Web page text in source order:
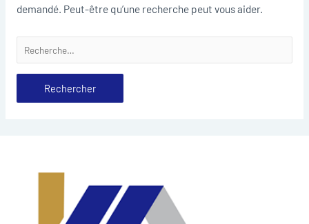
demandé. Peut-être qu’une recherche peut vous aider.